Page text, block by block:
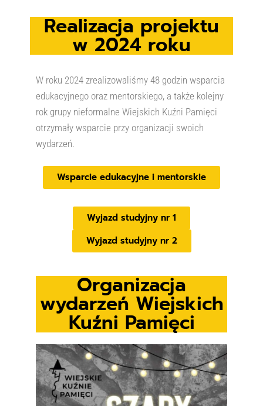
Realizacja projektu
w 2024 roku
W roku 2024 zrealizowaliśmy 48 godzin wsparcia
edukacyjnego oraz mentorskiego, a także kolejny
rok grupy nieformalne Wiejskich Kuźni Pamięci
otrzymały wsparcie przy organizacji swoich
wydarzeń.
Wsparcie edukacyjne i mentorskie
Wyjazd studyjny nr 1
Wyjazd studyjny nr 2
Organizacja
wydarzeń Wiejskich
Kuźni Pamięci